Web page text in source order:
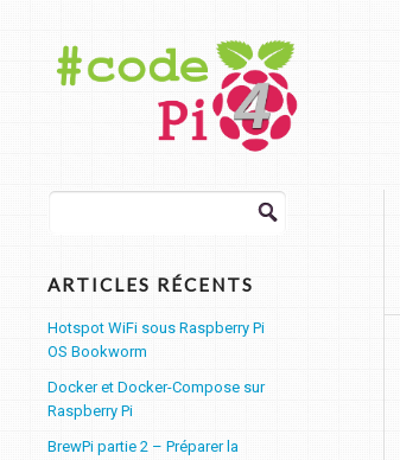
Rechercher :
ARTICLES RÉCENTS
Hotspot WiFi sous Raspberry Pi
OS Bookworm
Docker et Docker-Compose sur
Raspberry Pi
BrewPi partie 2 – Préparer la